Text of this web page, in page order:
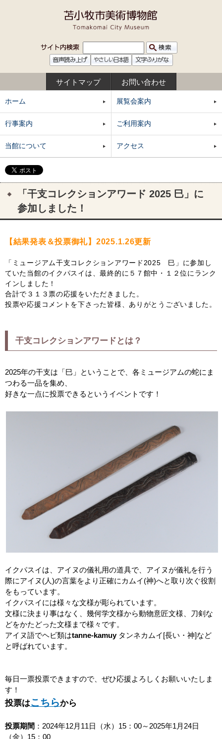
サイトマップ お問い合わせ
ホーム 展覧会案内
行事案内 ご利用案内
当館について アクセス
「干支コレクションアワード 2025 巳」に
参加しました！
【結果発表＆投票御礼】2025.1.26更新
「ミュージアム干支コレクションアワード2025 巳」に参加し
ていた当館のイクパスイは、最終的に５７館中・１２位にランク
インしました！
合計で３１３票の応援をいただきました。
投票や応援コメントを下さった皆様、ありがとうございました。
干支コレクションアワードとは？
2025年の干支は「巳」ということで、各ミュージアムの蛇にま
つわる一品を集め、
好きな一点に投票できるというイベントです！
イクパスイは、アイヌの儀礼用の道具で、アイヌが儀礼を行う
際にアイヌ(人)の言葉をより正確にカムイ(神)へと取り次ぐ役割
をもっています。
イクパスイには様々な文様が彫られています。
文様に決まり事はなく、幾何学文様から動物意匠文様、刀剣な
どをかたどった文様まで様々です。
アイヌ語でヘビ類はtanne-kamuy タンネカムイ[長い・神]など
と呼ばれています。
毎日一票投票できますので、ぜひ応援よろしくお願いいたしま
す！
投票はこちらから
投票期間 ：2024年12月11日（水）15：00～2025年1月24日
（金）15：00